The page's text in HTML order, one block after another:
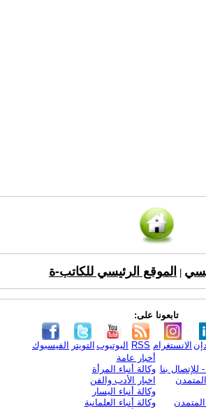
الموقع الرئيسي للكاتب-ة
تابعونا على:
الفيسبوك التويتر اليوتيوب RSS الانستغرام
للإتصال بنا
أخبار عامة
وكالة أنباء المرأة
اخبار الأدب والفن
وكالة أنباء اليسار
وكالة أنباء العلمانية